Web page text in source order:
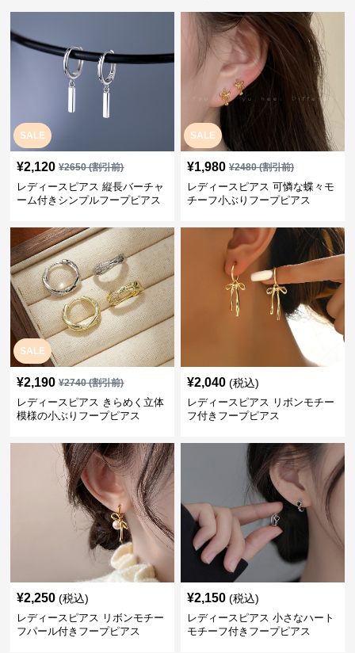
SALE
¥2,120 ¥2650(割引前)
レディースピアス 縦長バーチャ
ーム付きシンプルフープピアス
SALE
¥1,980 ¥2480(割引前)
レディースピアス 可憐な蝶々モ
チーフ小ぶりフープピアス
SALE
¥2,190 ¥2740(割引前)
レディースピアス きらめく立体
模様の小ぶりフープピアス
¥2,040 (税込)
レディースピアス リボンモチー
フ付きフープピアス
¥2,250 (税込)
レディースピアス リボンモチー
フパール付きフープピアス
¥2,150 (税込)
レディースピアス 小さなハート
モチーフ付きフープピアス